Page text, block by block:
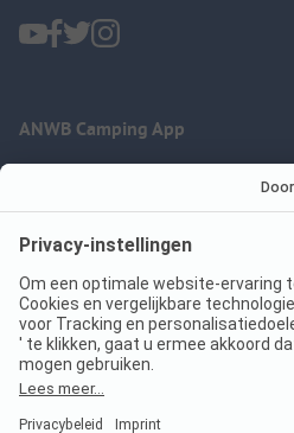
ANWB Camping App
Imprint
Jouw privacy
Wet digitale diensten